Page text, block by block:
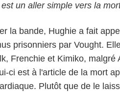
un aller simple vers la
la bande, Hughie a fait
prisonniers par Vought.
Frenchie et Kimiko, malgré
ci est à l'article de la mort
Plutôt que de le